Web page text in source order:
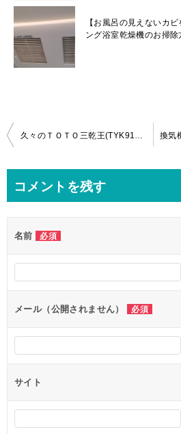
【お風呂の見えないカ
ング浴室乾燥機のお掃除
投
ビ
ー
シ
ョ
ン
コメントを残す
名前 必須
メール（公開されません） 必須
サイト